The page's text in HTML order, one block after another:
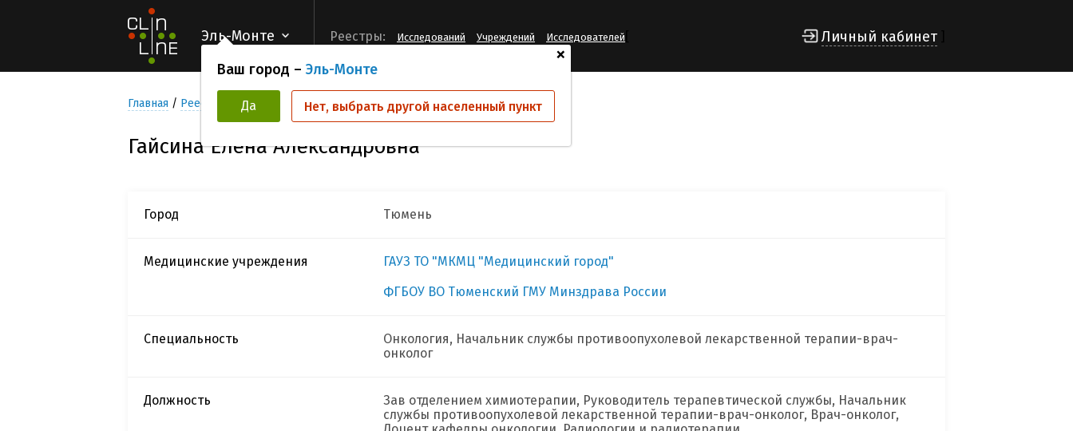
Эль-Монте
+
Ваш город – Эль-Монте
Да Нет, выбрать другой населенный пункт
Реестры: Исследований Учреждений Исследователей Личный кабинет
Главная Реестр Исследователей Гайсина Елена Александровна
Гайсина Елена Александровна
Город Тюмень
Медицинские учреждения
ГАУЗ ТО "МКМЦ "Медицинский город"
ФГБОУ ВО Тюменский ГМУ Минздрава России
Специальность
Онкология, Начальник службы противоопухолевой лекарственной терапии-врач-
онколог
Должность
Зав отделением химиотерапии, Руководитель терапевтической службы, Начальник
службы противоопухолевой лекарственной терапии-врач-онколог, Врач-онколог,